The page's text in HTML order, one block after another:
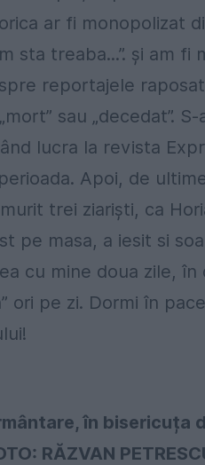
ar fi monopolizat
sta treaba...”. și am
reportajele
sau
lucra la revista
Apoi, de
trei ziariști, ca
pe masa, a iesit si
cu mine doua zile,
ori pe zi. Dormi în
în
RĂZVAN